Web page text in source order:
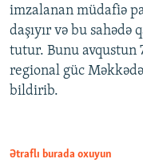
imzalanan müdafiə
daşıyır və bu sahədə
tutur. Bunu avqustun
regional güc
bildirib.
Ətraflı burada oxuyun